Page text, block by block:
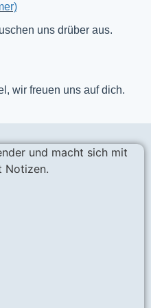
uns drüber aus.
wir freuen uns auf dich.